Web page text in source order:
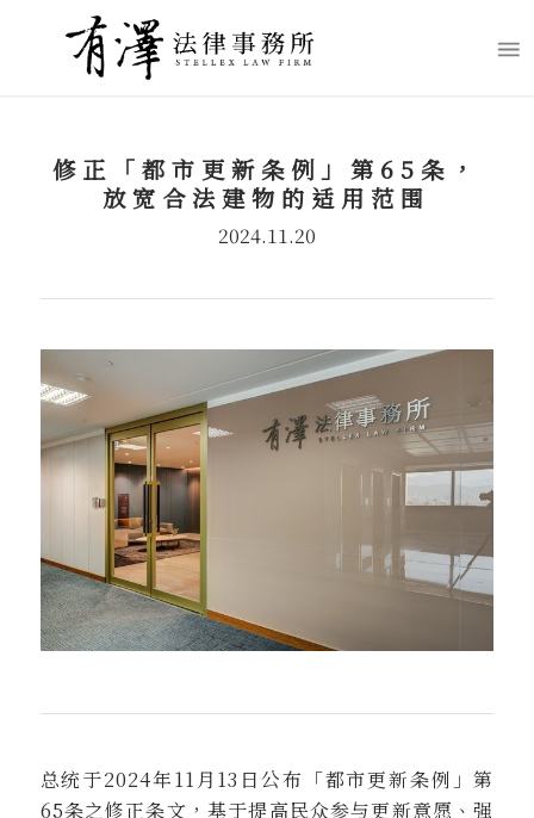
修正「都市更新条例」第65条，
放宽合法建物的适用范围
2024.11.20
总统于2024年11月13日公布「都市更新条例」第
65条之修正条文，基于提高民众参与更新意愿、强